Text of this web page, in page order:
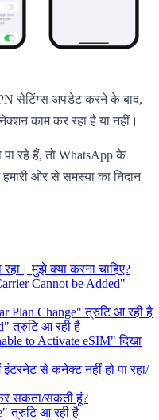
सेटिंग्स अपडेट करने के बाद,
काम कर रहा है या नहीं।
रहे हैं, तो WhatsApp के
ओर से समस्या का निदान
मुझे क्या करना चाहिए?
Cannot be Added"
Plan Change" त्रुटि आ रही है
त्रुटि आ रही है
to Activate eSIM" दिखा
से कनेक्ट नहीं हो पा रहा/
सकता/सकती हूं?
त्रुटि आ रही है